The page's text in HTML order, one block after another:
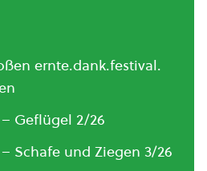
ernte.dank.festival.
Geflügel 2/26
Schafe und Ziegen 3/26